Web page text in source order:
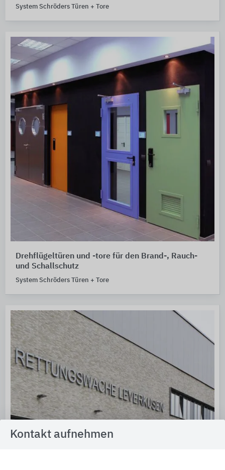
System Schröders Türen + Tore
Drehflügeltüren und -tore für den Brand-, Rauch-
und Schallschutz
System Schröders Türen + Tore
Kontakt aufnehmen